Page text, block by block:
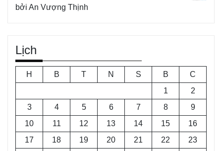
bởi An Vượng Thịnh
Lịch
H B T N S B
C
1
2
3
4 5 6 7 8
9
10
11 12 13 14 15
16
17
18 19 20 21 22
23